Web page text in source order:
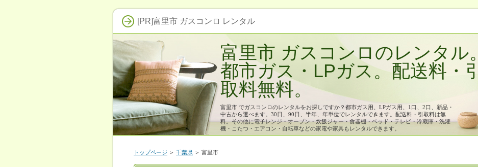
[PR]富里市 ガスコンロ レンタル
富里市 ガスコンロのレンタル。
都市ガス・LPガス。配送料・引
取料無料。
富里市 でガスコンロのレンタルをお探しですか？都市ガス用、LPガス用、1口、2口、新品・
中古から選べます。30日、90日、半年、年単位でレンタルできます。配送料・引取料は無
料。その他に電子レンジ・オーブン・炊飯ジャー・食器棚・ベッド・テレビ・冷蔵庫・洗濯
機・こたつ・エアコン・自転車などの家電や家具もレンタルできます。
トップページ ＞ 千葉県 ＞ 富里市